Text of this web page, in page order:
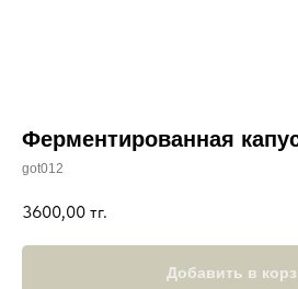
Ферментированная
got012
3600,00 тг.
Добавить в